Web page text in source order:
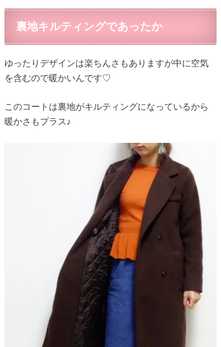
裏地キルティングであったか
ゆったりデザインは楽ちんさもありますが中に空気
を含むので暖かいんです♡
このコートは裏地がキルティングになっているから
暖かさもプラス♪